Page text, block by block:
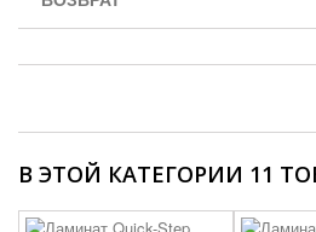
В ЭТОЙ КАТЕГОРИИ 11